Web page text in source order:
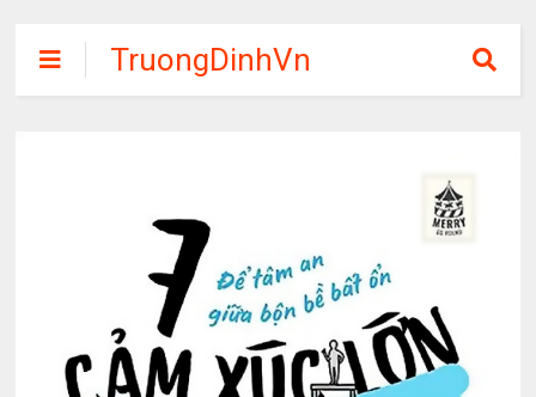
TruongDinhVn
Chia sẽ ebook,